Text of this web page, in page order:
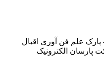
علم فن آوری اقبال